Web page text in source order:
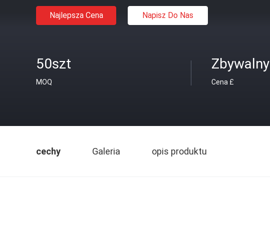
Najlepsza Cena Napisz Do Nas
50szt
MOQ
Zbywalny
Cena £
cechy Galeria opis produktu